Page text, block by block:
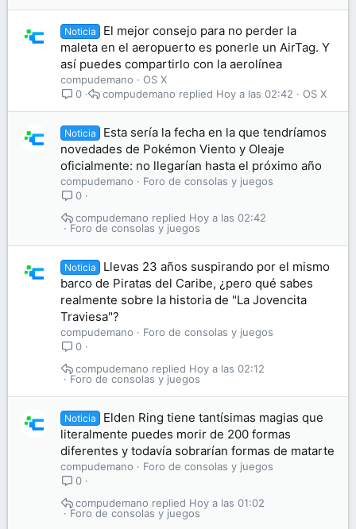
Noticia
El mejor consejo para no perder la
maleta en el aeropuerto es ponerle un AirTag. Y
así puedes compartirlo con la aerolínea
compudemano
OS X
0
OS X
Hoy a las 02:42
compudemano
Noticia
Esta sería la fecha en la que tendríamos
novedades de Pokémon Viento y Oleaje
oficialmente: no llegarían hasta el próximo año
compudemano
Foro de consolas y juegos
0
Foro de consolas y juegos
Hoy a las 02:42
compudemano
Noticia
Llevas 23 años suspirando por el mismo
barco de Piratas del Caribe, ¿pero qué sabes
realmente sobre la historia de "La Jovencita
Traviesa"?
compudemano
Foro de consolas y juegos
0
Foro de consolas y juegos
Hoy a las 02:12
compudemano
Noticia
Elden Ring tiene tantísimas magias que
literalmente puedes morir de 200 formas
diferentes y todavía sobrarían formas de matarte
compudemano
Foro de consolas y juegos
0
Foro de consolas y juegos
Hoy a las 01:02
compudemano